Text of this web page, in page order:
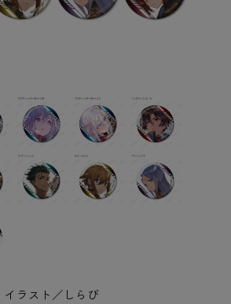
ラスト／しらび